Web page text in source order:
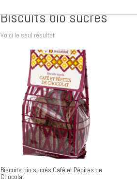
Biscuits bio sucrés
Voici le seul résultat
Biscuits bio sucrés Café et Pépites de
Chocolat